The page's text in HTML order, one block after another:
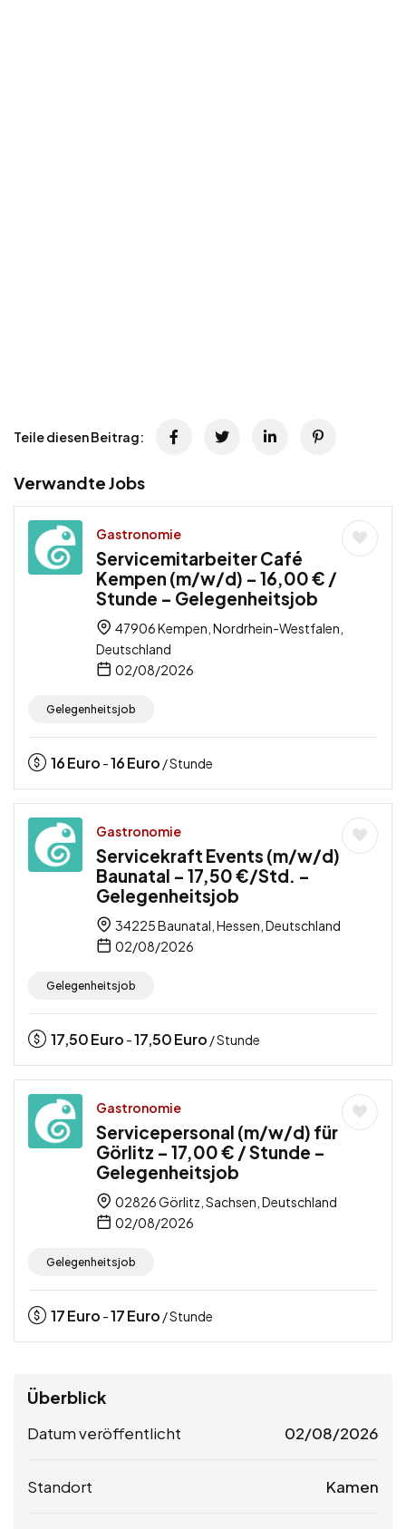
Teile diesen Beitrag:
Verwandte Jobs
Gastronomie
Servicemitarbeiter Café
Kempen (m/w/d) – 16,00 € /
Stunde – Gelegenheitsjob
47906 Kempen, Nordrhein-Westfalen,
Deutschland
02/08/2026
Gelegenheitsjob
16Euro -16Euro / Stunde
Gastronomie
Servicekraft Events (m/w/d)
Baunatal – 17,50 €/Std. –
Gelegenheitsjob
34225 Baunatal, Hessen, Deutschland
02/08/2026
Gelegenheitsjob
17,50Euro -17,50Euro / Stunde
Gastronomie
Servicepersonal (m/w/d) für
Görlitz – 17,00 € / Stunde –
Gelegenheitsjob
02826 Görlitz, Sachsen, Deutschland
02/08/2026
Gelegenheitsjob
17Euro -17Euro / Stunde
Überblick
Datum veröffentlicht 02/08/2026
Standort Kamen